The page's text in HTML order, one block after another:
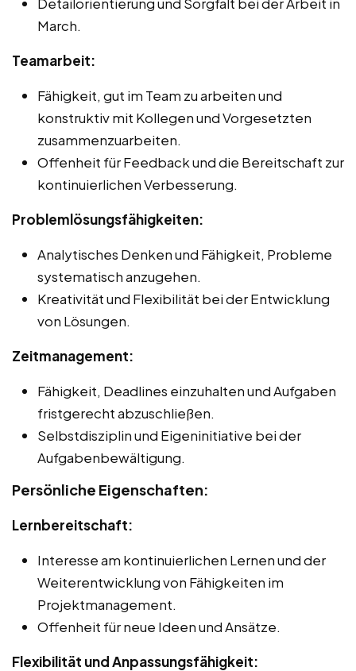
March.
Teamarbeit:
Fähigkeit, gut im Team zu arbeiten und
konstruktiv mit Kollegen und Vorgesetzten
zusammenzuarbeiten.
Offenheit für Feedback und die Bereitschaft zur
kontinuierlichen Verbesserung.
Problemlösungsfähigkeiten:
Analytisches Denken und Fähigkeit, Probleme
systematisch anzugehen.
Kreativität und Flexibilität bei der Entwicklung
von Lösungen.
Zeitmanagement:
Fähigkeit, Deadlines einzuhalten und Aufgaben
fristgerecht abzuschließen.
Selbstdisziplin und Eigeninitiative bei der
Aufgabenbewältigung.
Persönliche Eigenschaften:
Lernbereitschaft:
Interesse am kontinuierlichen Lernen und der
Weiterentwicklung von Fähigkeiten im
Projektmanagement.
Offenheit für neue Ideen und Ansätze.
Flexibilität und Anpassungsfähigkeit: